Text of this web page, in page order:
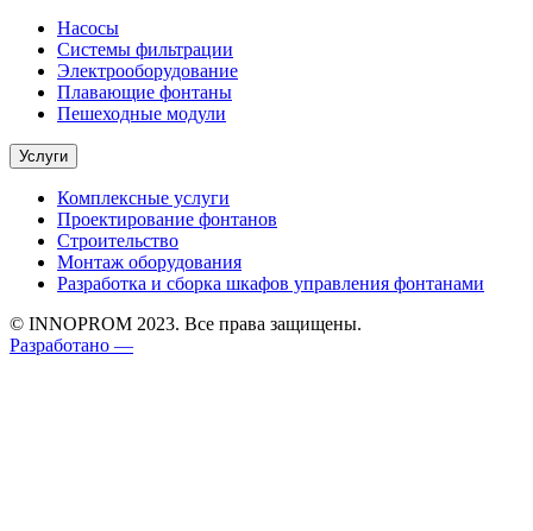
Насосы
Системы фильтрации
Электрооборудование
Плавающие фонтаны
Пешеходные модули
Услуги
Комплексные услуги
Проектирование фонтанов
Строительство
Монтаж оборудования
Разработка и сборка шкафов управления фонтанами
© INNOPROM 2023. Все права защищены.
Разработано —